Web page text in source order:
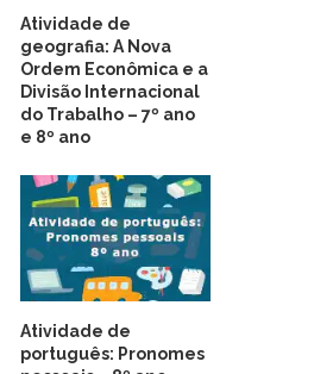
Atividade de
geografia: A Nova
Ordem Econômica e a
Divisão Internacional
do Trabalho – 7º ano
e 8º ano
Atividade de
português: Pronomes